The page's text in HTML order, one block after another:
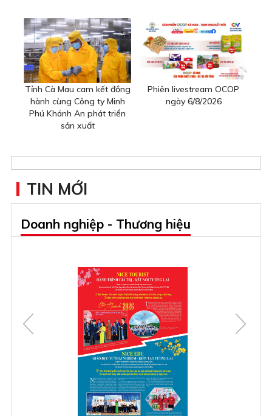
Tỉnh Cà Mau cam kết đồng
hành cùng Công ty Minh
Phú Khánh An phát triển
sản xuất
Phiên livestream OCOP
ngày 6/8/2026
TIN MỚI
Doanh nghiệp - Thương hiệu